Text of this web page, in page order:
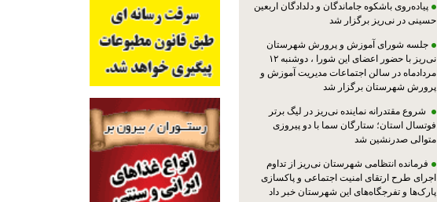
پیاده‌روی باشکوه جاماندگان و دلدادگان اربعین
حسینی در نی‌ریز برگزار شد
جلسه شورای آموزش و پرورش شهرستان
نی‌ریز با حضور اعضای این شورا ، دوشنبه ۱۲
مردادماه در سالن اجتماعات مدیریت آموزش و
پرورش شهرستان برگزار شد
شروع مقتدرانه نماینده نی‌ریز در لیگ برتر
فوتسال استان؛ ستارگان سما با دو پیروزی
متوالی صدرنشین شد
فرمانده انتظامی شهرستان نی‌ریز از تداوم
اجرای طرح ارتقای امنیت اجتماعی و پاکسازی
پارک‌ها و تفرجگاه‌های این شهرستان خبر داد